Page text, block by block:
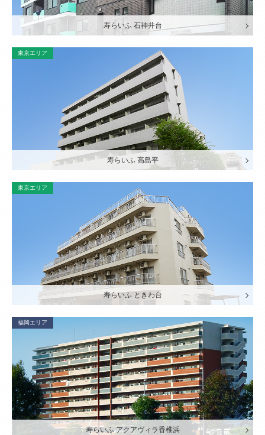
寿らいふ 石神井台
東京エリア
寿らいふ 高島平
東京エリア
寿らいふ ときわ台
福岡エリア
寿らいふ アクアヴィラ香椎浜